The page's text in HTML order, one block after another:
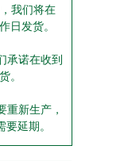
我们将在
日发货。
承诺在收到
。
重新生产，
延期。